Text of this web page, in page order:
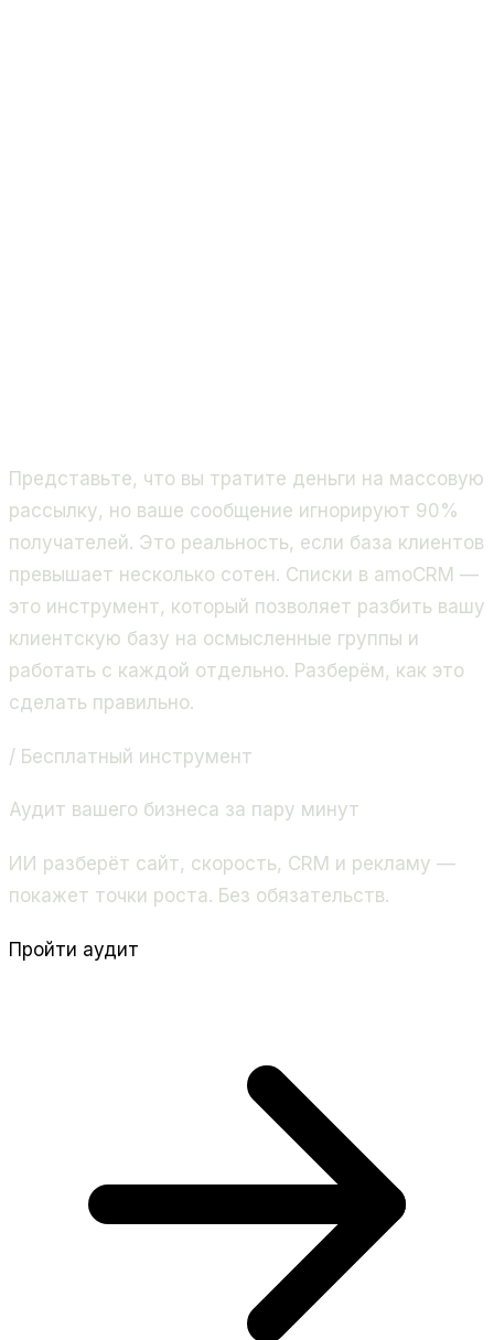
Представьте, что вы тратите деньги на массовую
рассылку, но ваше сообщение игнорируют 90%
получателей. Это реальность, если база клиентов
превышает несколько сотен. Списки в amoCRM —
это инструмент, который позволяет разбить вашу
клиентскую базу на осмысленные группы и
работать с каждой отдельно. Разберём, как это
сделать правильно.
/ Бесплатный инструмент
Аудит вашего бизнеса за пару минут
ИИ разберёт сайт, скорость, CRM и рекламу —
покажет точки роста. Без обязательств.
Пройти аудит